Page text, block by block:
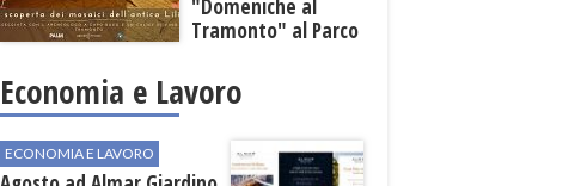
"Domeniche al
Tramonto" al Parco
Economia e Lavoro
ECONOMIA E LAVORO